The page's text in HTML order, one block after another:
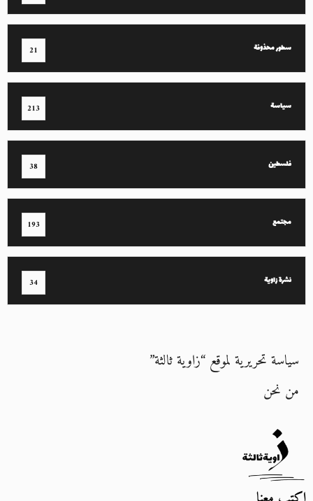
سطور محذوفة 21
سياسة 213
فلسطين 38
مجتمع 193
نشرة زاوية 34
سياسة تحريرية لموقع “زاوية ثالثة”
من نحن